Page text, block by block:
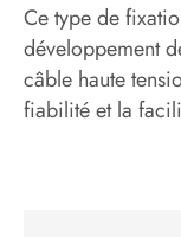
Ce type de
développement
câble haute
fiabilité et la